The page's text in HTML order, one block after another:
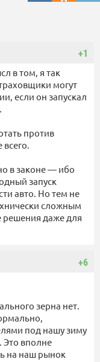
+1
в том, я так
могут
если он запускал
против
в законе — ибо
запуск
авто. Но тем не
сложным
даже для
+6
зерна нет.
под нашу зиму
Это вполне
на наш рынок